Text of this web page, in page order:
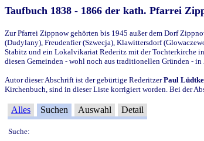
Taufbuch 1838 - 1866 der kath. Pfarrei
Zur Pfarrei Zippnow gehörten bis 1945 außer dem Dorf
(Dudylany), Freudenfier (Szwecja), Klawittersdorf
Stabitz und ein Lokalvikariat Rederitz mit der Tochterkirche
diesen Gemeinden - wohl noch aus traditionellen Gründen - in
Autor dieser Abschrift ist der gebürtige RederitzerPaul Lüdtke
Kirchenbuch, sind in dieser Liste korrigiert worden. Bei der
Alles Suchen Auswahl Detail
Suche: